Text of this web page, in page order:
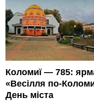
Коломиї — 785:
«Весілля по-
День міста